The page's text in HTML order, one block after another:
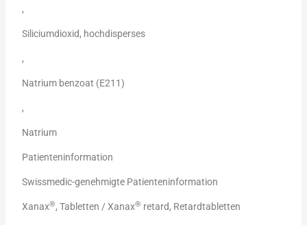
,
Siliciumdioxid, hochdisperses
,
Natrium benzoat (E211)
,
Natrium
Patienteninformation
Swissmedic-genehmigte Patienteninformation
Xanax®, Tabletten / Xanax® retard, Retardtabletten